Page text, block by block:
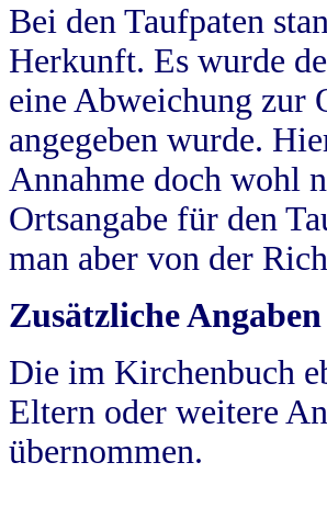
Bei den Taufpaten
Herkunft. Es wurde
eine Abweichung zur
angegeben wurde.
Annahme doch wohl
Ortsangabe für den
man aber von der
Zusätzliche
Die im Kirchenbuch
Eltern oder weitere
übernommen.